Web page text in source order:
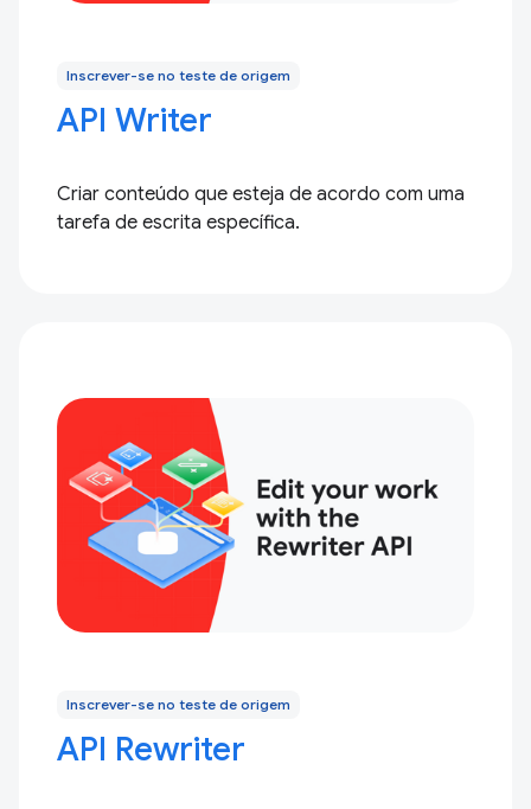
Inscrever-se no teste de origem
API Writer
Criar conteúdo que esteja de acordo com uma
tarefa de escrita específica.
Inscrever-se no teste de origem
API Rewriter